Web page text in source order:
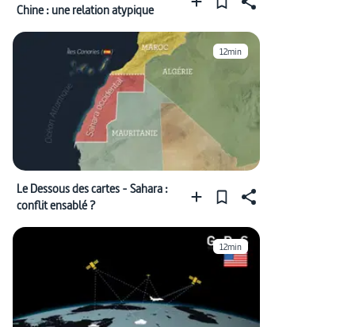
Chine : une relation atypique
12min
Le Dessous des cartes - Sahara :
conflit ensablé ?
12min